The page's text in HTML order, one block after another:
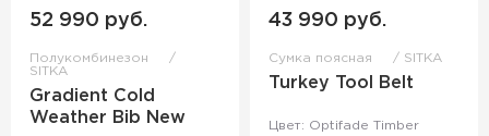
52 990 руб.
Полукомбинезон
SITKA
Gradient Cold
Weather Bib New
43 990 руб.
Сумка поясная SITKA
Turkey Tool Belt
Цвет: Optifade Timber